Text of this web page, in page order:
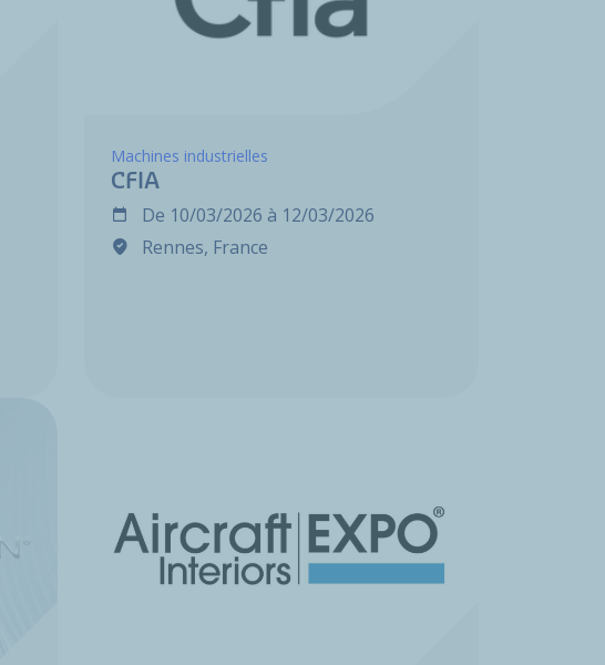
Machines industrielles
CFIA
De 10/03/2026 à 12/03/2026
Rennes, France